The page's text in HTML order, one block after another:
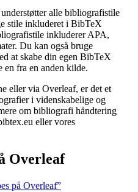
alle bibliografistile
stile inkluderet i BibTeX
inkluderer APA,
Du kan også bruge
at skabe din egen BibTeX
fra en anden kilde.
eller via Overleaf, er det et
i videnskabelige og
om bibliografi håndtering
eller vores
Overleaf
på Overleaf”